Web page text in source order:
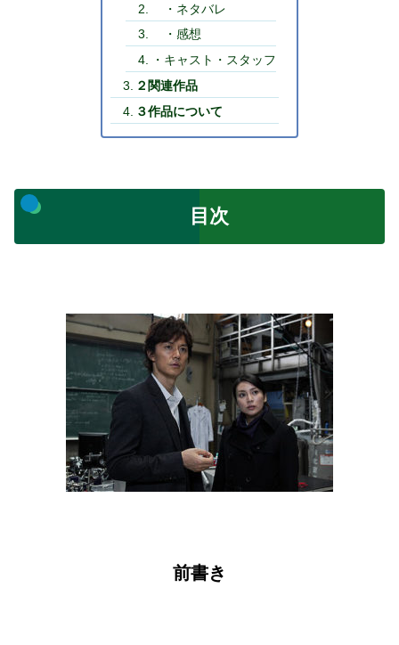
・ネタバレ
・感想
・キャスト・スタッフ
２関連作品
３作品について
目次
前書き